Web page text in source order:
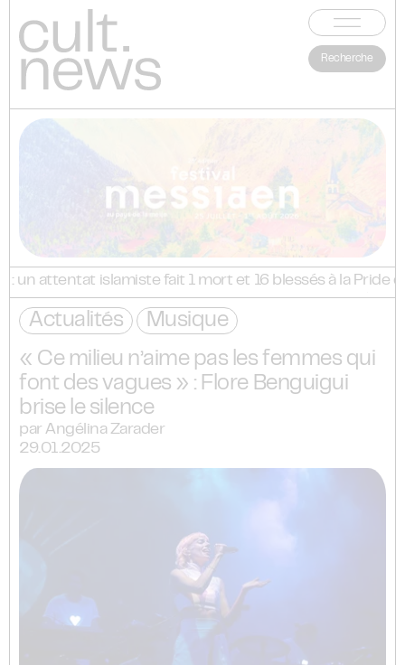
Recherche
un attentat islamiste fait 1 mort et 16 blessés à la Pride
Delta Festival : Mosimann, Acid Arab, Kungs… les
Delta Festival : Mosimann, Acid Arab, Kungs… les
Delta Festival : Mosimann, Acid Arab, Kungs… les
Delta Festival : Mosimann, Acid Arab, Kungs… les
Delta Festival : Mosimann, Acid Arab, Kungs… les
Actualités Musique
« Ce milieu n’aime pas les femmes qui
font des vagues » : Flore Benguigui
brise le silence
par Angélina Zarader
29.01.2025